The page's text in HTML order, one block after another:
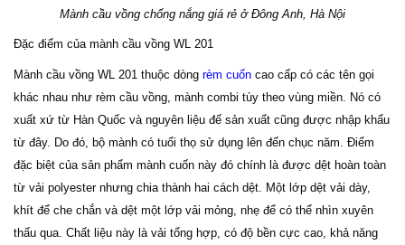
Mành cầu vồng chống nắng giá rẻ ở Đông Anh, Hà Nội
Đặc điểm của mành cầu vồng WL 201
Mành cầu vồng WL 201 thuộc dòng rèm cuốn cao cấp có các tên gọi
khác nhau như rèm cầu vồng, mành combi tùy theo vùng miền. Nó có
xuất xứ từ Hàn Quốc và nguyên liệu đế sản xuất cũng được nhập khẩu
từ đây. Do đó, bộ mành có tuổi thọ sử dụng lên đến chục năm. Điểm
đặc biệt của sản phẩm mành cuốn này đó chính là được dệt hoàn toàn
từ vải polyester nhưng chia thành hai cách dệt. Một lớp dệt vải dày,
khít để che chắn và dệt một lớp vải mỏng, nhẹ để có thể nhìn xuyên
thấu qua. Chất liệu này là vải tổng hợp, có độ bền cực cao, khả năng